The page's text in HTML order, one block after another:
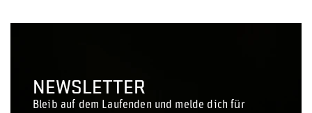
NEWSLETTER
Bleib auf dem Laufenden und melde dich für